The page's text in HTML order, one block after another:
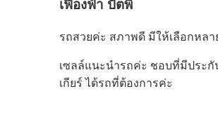
เฟื่องฟ้า ปัตพี
รถสวยค่ะ สภาพดี มีให้เลือกหล
เซลล์แนะนำรถค่ะ ชอบที่มีประกั
เกียร์ ได้รถที่ต้องการค่ะ